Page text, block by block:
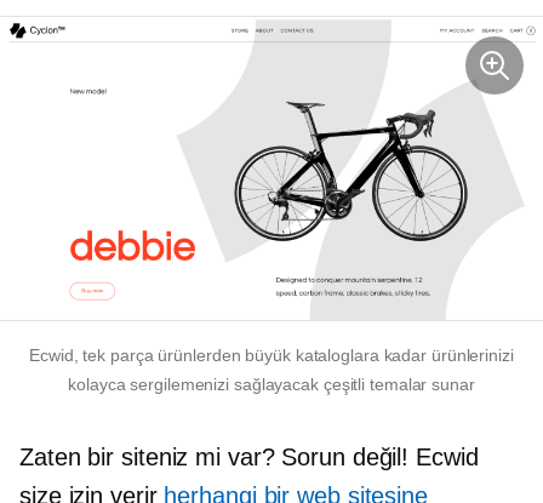
Ecwid, tek parça ürünlerden büyük kataloglara kadar ürünlerinizi
kolayca sergilemenizi sağlayacak çeşitli temalar sunar
Zaten bir siteniz mi var? Sorun değil! Ecwid
size izin verir herhangi bir web sitesine